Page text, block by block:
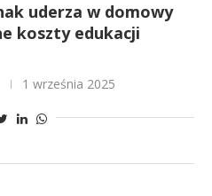
uderza w domowy
koszty edukacji
1 września 2025